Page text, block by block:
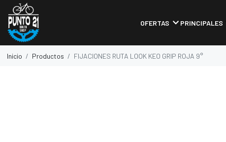
OFERTAS PRINCIPALES
Inicio Productos FIJACIONES RUTA LOOK KEO GRIP ROJA 9°